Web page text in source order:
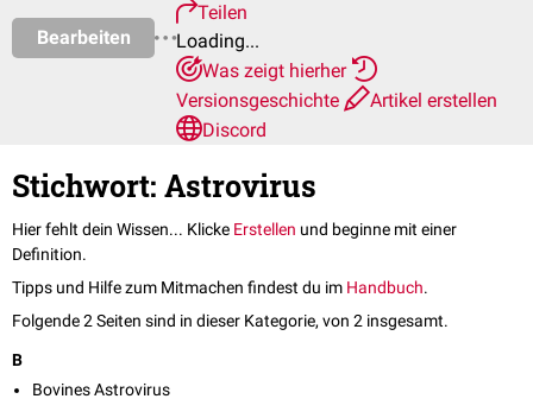
Bearbeiten
Teilen
Loading...
Was zeigt hierher
Versionsgeschichte
Artikel erstellen
Discord
Stichwort: Astrovirus
Hier fehlt dein Wissen... Klicke Erstellen und beginne mit einer
Definition.
Tipps und Hilfe zum Mitmachen findest du im Handbuch.
Folgende 2 Seiten sind in dieser Kategorie, von 2 insgesamt.
B
Bovines Astrovirus